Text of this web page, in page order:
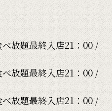
放題最終入店21：00 /
放題最終入店21：00 /
放題最終入店21：00 /